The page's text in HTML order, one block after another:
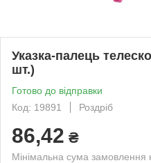
Указка-палець
шт.)
Готово до відправки
Код: 19891
Роздріб
86,42 ₴
Мінімальна сума замовлення